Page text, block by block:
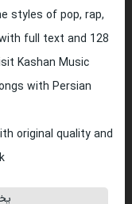
styles of pop, rap,
full text and 128
Kashan Music
with Persian
original quality and